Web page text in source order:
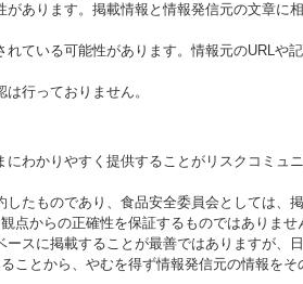
あります。掲載情報と情報発信元の文章に
ている可能性があります。情報元のURLや
行っておりません。
わかりやすく提供することがリスクコミュ
たものであり、食品安全委員会としては、
点からの正確性を保証するものではありませ
スに掲載することが最善ではありますが、
ことから、やむを得ず情報発信元の情報をそ